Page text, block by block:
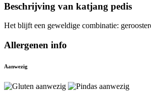
Beschrijving van katjang pedis
Het blijft een geweldige combinatie:
Allergenen info
Aanwezig